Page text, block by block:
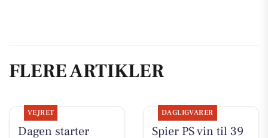
FLERE ARTIKLER
VEJRET
Dagen starter
DAGLIGVARER
Spier PS vin til 39